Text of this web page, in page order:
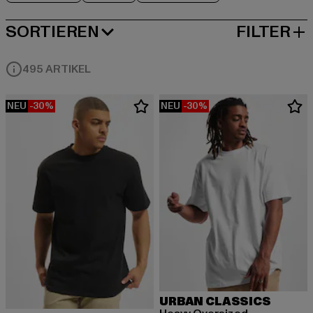
SORTIEREN
BELIEBTESTE FILTER
495 ARTIKEL
NEU -30% NEU -30%
URBAN CLASSICS